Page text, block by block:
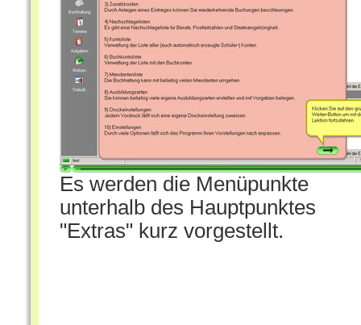
Es werden die Menüpunkte
unterhalb des Hauptpunktes
"Extras" kurz vorgestellt.